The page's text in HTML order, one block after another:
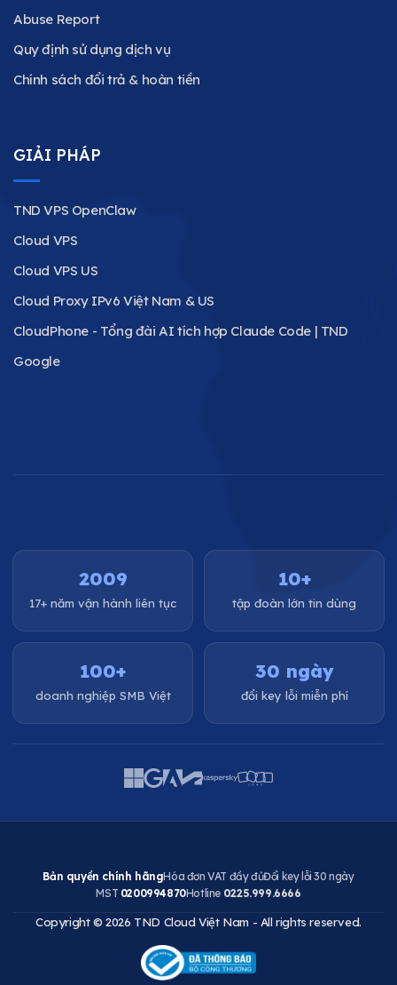
Abuse Report
Quy định sử dụng dịch vụ
Chính sách đổi trả & hoàn tiền
GIẢI PHÁP
TND VPS OpenClaw
Cloud VPS
Cloud VPS US
Cloud Proxy IPv6 Việt Nam & US
CloudPhone - Tổng đài AI tích hợp Claude Code | TND
Google
2009
17+ năm vận hành liên tục
10+
tập đoàn lớn tin dùng
100+
doanh nghiệp SMB Việt
30 ngày
đổi key lỗi miễn phí
Bản quyền chính hãngHóa đơn VAT đầy đủĐổi key lỗi 30 ngày
MST 0200994870Hotline 0225.999.6666
Copyright © 2026 TND Cloud Việt Nam - All rights reserved.